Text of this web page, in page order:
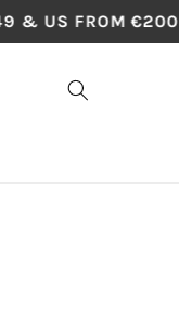
Skip to
& US FROM €200✦